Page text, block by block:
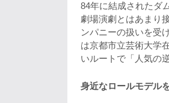
84年に結成されたダ
劇場演劇とはあまり
ンパニーの扱いを受
は京都市立芸術大学
いルートで「人気の
身近なロールモデル